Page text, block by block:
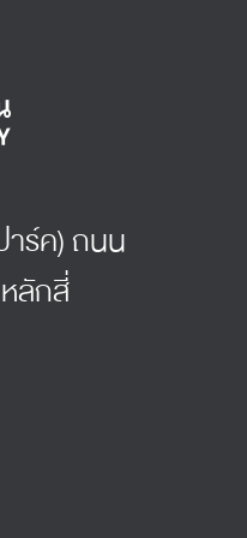
าร์ค) ถนน
ลักสี่